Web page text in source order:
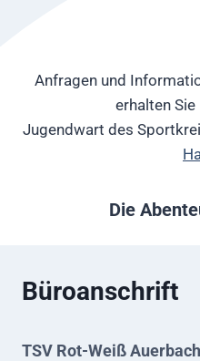
Anfragen und
erhalten
Jugendwart des
Die
Büroanschrift
TSV Rot-Weiß